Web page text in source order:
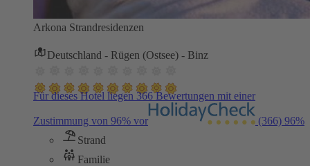
Arkona Strandresidenzen
Deutschland - Rügen (Ostsee) - Binz
Für dieses Hotel liegen 366 Bewertungen mit einer
Zustimmung von 96% vor (366) 96%
Strand
Familie